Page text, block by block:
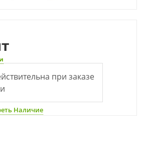
при заказе
Наличие